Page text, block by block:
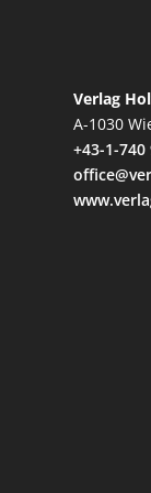
Verlag
A-1030
+43-1-740